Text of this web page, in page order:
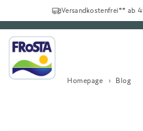
Versandkostenfrei** ab
Homepage Blog